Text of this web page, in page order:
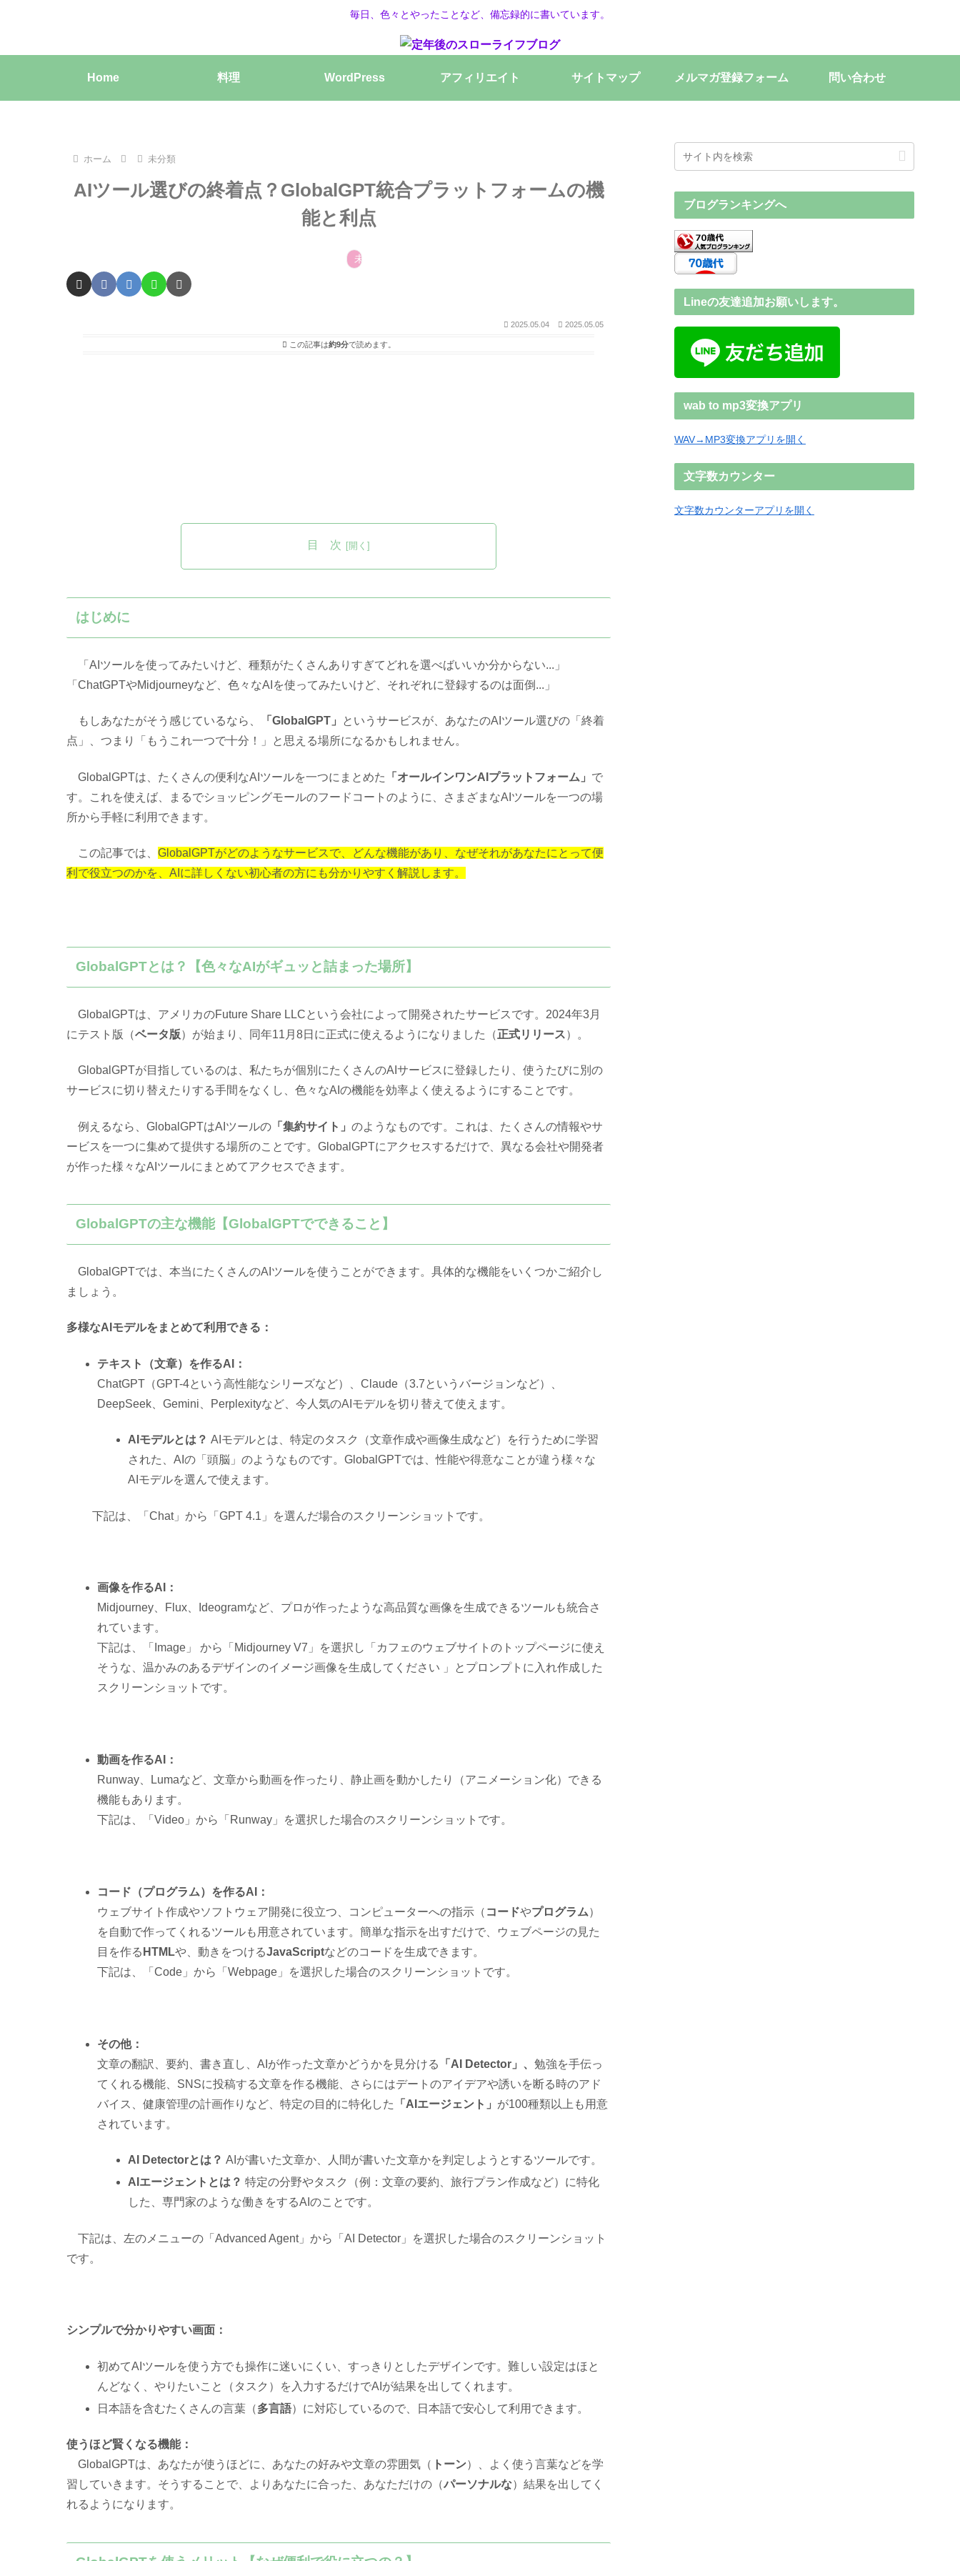
毎日、色々とやったことなど、備忘録的に書いています。
Home 料理 WordPress アフィリエイト サイトマップ メルマガ登録フォーム 問い合わせ
ホーム 未分類
AIツール選びの終着点？GlobalGPT統合プラットフォームの機
能と利点
未分類
2025.05.04 2025.05.05
この記事は約9分で読めます。
目 次
はじめに
「AIツールを使ってみたいけど、種類がたくさんありすぎてどれを選べばいいか分からない...」
「ChatGPTやMidjourneyなど、色々なAIを使ってみたいけど、それぞれに登録するのは面倒...」
もしあなたがそう感じているなら、 「GlobalGPT」
というサービスが、あなたのAIツール選びの「終着
点」、つまり「もうこれ一つで十分！」と思える場所になるかもしれません。
GlobalGPTは、たくさんの便利なAIツールを一つにまとめた 「オールインワンAIプラットフォーム」 で
す。これを使えば、まるでショッピングモールのフードコートのように、さまざまなAIツールを一つの場
所から手軽に利用できます。
この記事では、 GlobalGPTがどのようなサービスで、どんな機能があり、なぜそれがあなたにとって便
利で役立つのかを、AIに詳しくない初心者の方にも分かりやすく解説します。
GlobalGPTとは？【色々なAIがギュッと詰まった場所】
GlobalGPTは、アメリカのFuture Share LLCという会社によって開発されたサービスです。2024年3月
にテスト版（ベータ版）が始まり、同年11月8日に正式に使えるようになりました（正式リリース）。
GlobalGPTが目指しているのは、私たちが個別にたくさんのAIサービスに登録したり、使うたびに別の
サービスに切り替えたりする手間をなくし、色々なAIの機能を効率よく使えるようにすることです。
例えるなら、GlobalGPTはAIツールの 「集約サイト」 のようなものです。これは、たくさんの情報やサ
ービスを一つに集めて提供する場所のことです。GlobalGPTにアクセスするだけで、異なる会社や開発者
が作った様々なAIツールにまとめてアクセスできます。
GlobalGPTの主な機能【GlobalGPTでできること】
GlobalGPTでは、本当にたくさんのAIツールを使うことができます。具体的な機能をいくつかご紹介し
ましょう。
多様なAIモデルをまとめて利用できる：
テキスト（文章）を作るAI：
ChatGPT（GPT-4という高性能なシリーズなど）、Claude（3.7というバージョンなど）、
DeepSeek、Gemini、Perplexityなど、今人気のAIモデルを切り替えて使えます。
AIモデルとは？ AIモデルとは、特定のタスク（文章作成や画像生成など）を行うために学習
された、AIの「頭脳」のようなものです。GlobalGPTでは、性能や得意なことが違う様々な
AIモデルを選んで使えます。
下記は、「Chat」から「GPT 4.1」を選んだ場合のスクリーンショットです。
画像を作るAI：
Midjourney、Flux、Ideogramなど、プロが作ったような高品質な画像を生成できるツールも統合さ
れています。
下記は、「Image」 から「Midjourney V7 」を選択し「カフェのウェブサイトのトップページに使え
そうな、温かみのあるデザインのイメージ画像を生成してください 」とプロンプトに入れ作成した
スクリーンショットです。
動画を作るAI：
Runway、Lumaなど、文章から動画を作ったり、静止画を動かしたり（アニメーション化）できる
機能もあります。
下記は、「Video」から「Runway」を選択した場合のスクリーンショットです。
コード（プログラム）を作るAI：
ウェブサイト作成やソフトウェア開発に役立つ、コンピューターへの指示（ コードやプログラム）
を自動で作ってくれるツールも用意されています。簡単な指示を出すだけで、ウェブページの見た
目を作る HTMLや、動きをつけるJavaScriptなどのコードを生成できます。
下記は、「Code」から「Webpage」を選択した場合のスクリーンショットです。
その他：
文章の翻訳、要約、書き直し、AIが作った文章かどうかを見分ける
「AI Detector」 、勉強を手伝っ
てくれる機能、SNSに投稿する文章を作る機能、さらにはデートのアイデアや誘いを断る時のアド
バイス、健康管理の計画作りなど、特定の目的に特化した
「AIエージェント」 が100種類以上も用意
されています。
AI Detectorとは？ AIが書いた文章か、人間が書いた文章かを判定しようとするツールです。
AIエージェントとは？ 特定の分野やタスク（例：文章の要約、旅行プラン作成など）に特化
した、専門家のような働きをするAIのことです。
下記は、左のメニューの 「Advanced Agent」から「AI Detector」を選択した場合のスクリーンショット
です。
シンプルで分かりやすい画面：
初めてAIツールを使う方でも操作に迷いにくい、すっきりとしたデザインです。難しい設定はほと
んどなく、やりたいこと（タスク）を入力するだけでAIが結果を出してくれます。
日本語を含むたくさんの言葉（多言語）に対応しているので、日本語で安心して利用できます。
使うほど賢くなる機能：
GlobalGPTは、あなたが使うほどに、あなたの好みや文章の雰囲気（ トーン）、よく使う言葉などを学
習していきます。そうすることで、よりあなたに合った、あなただけの（パーソナルな）結果を出してく
れるようになります。
ブログランキングへ
Lineの友達追加お願いします。
wab to mp3変換アプリ
WAV→MP3変換アプリを開く
文字数カウンター
文字数カウンターアプリを開く